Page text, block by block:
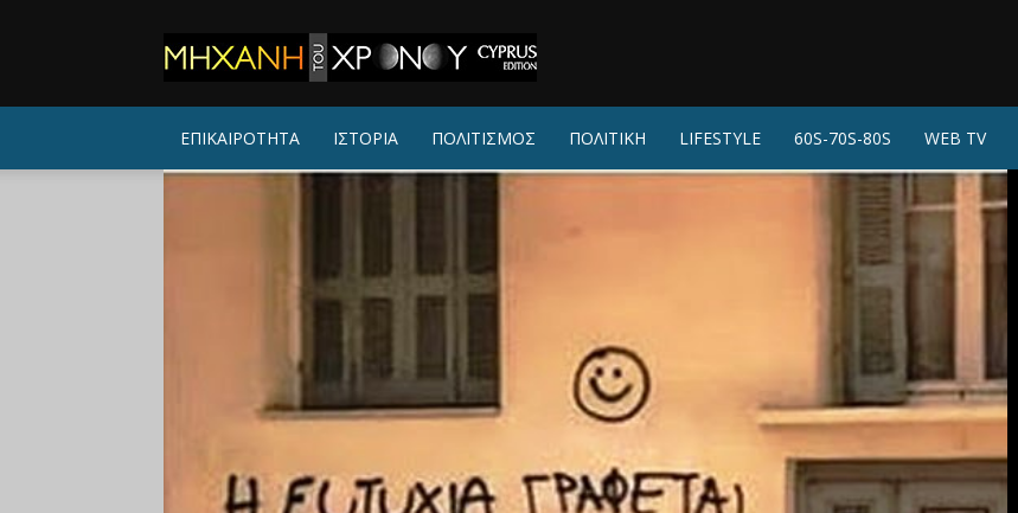
ΤΟΥ
ΧΡΟΝΟΥ
ΕΠΙΚΑΙΡΟΤΗΤΑ ΙΣΤΟΡΙΑ ΠΟΛΙΤΙΣΜΟΣ ΠΟΛΙΤΙΚΗ LIFESTYLE 60S-70S-80S WEB TV